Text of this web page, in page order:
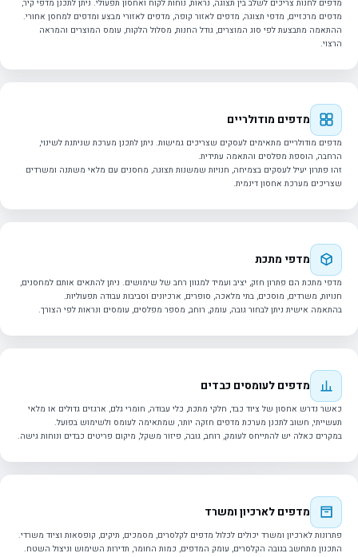
מדפים לחנות צריכים לשלב בין תצוגה, נראות, נוחות לקוח ואחסון תפעולי. ניתן לתכנן מדפי קיר,
מדפים מרכזיים, מדפי תצוגה, מדפים לאזור קופה, מדפים לאזורי מבצע ומדפים למחסן אחורי.
ההתאמה מתבצעת לפי סוג המוצרים, גודל החנות, מסלול הלקוח, עומס המוצרים והמראה
הרצוי.
מדפים מודולריים
מדפים מודולריים מתאימים לעסקים שצריכים גמישות. ניתן לתכנן מערכת שניתנת לשינוי,
הרחבה, הוספת מפלסים והתאמה עתידית.
זהו פתרון יעיל לעסקים בצמיחה, חנויות שמשנות תצוגה, מחסנים עם מלאי משתנה ומשרדים
שצריכים מערכת אחסון דינמית.
מדפי מתכת
מדפי מתכת הם פתרון חזק, יציב ועמיד למגוון רחב של שימושים. ניתן להתאים אותם למחסנים,
חנויות, משרדים, מוסכים, בתי מלאכה, סופרים, ארכיונים וסביבות עבודה תפעוליות.
בהתאמה אישית ניתן לבחור גובה, עומק, רוחב, מספר מפלסים, עומסים ונראות לפי הצורך.
מדפים לעומסים כבדים
כאשר נדרש אחסון של ציוד כבד, חלקי מתכת, כלי עבודה, חומרי גלם, ארגזים גדולים או מלאי
תעשייתי, חשוב לתכנן מערכת מדפים חזקה יותר, שמתאימה לעומס ולשימוש בפועל.
במקרים כאלה יש להתייחס לעומק, רוחב, גובה, פיזור משקל, מיקום פריטים כבדים ונוחות גישה.
מדפים לארכיון ומשרד
פתרונות לארכיון ומשרד יכולים לכלול מדפים לקלסרים, מסמכים, תיקים, קופסאות וציוד משרדי.
התכנון מתחשב בגובה הקלסרים, עומק המדפים, כמות החומר, תדירות השימוש וניצול השטח.